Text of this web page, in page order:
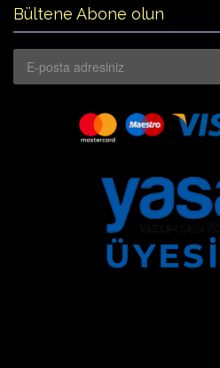
Bültene Abone olun